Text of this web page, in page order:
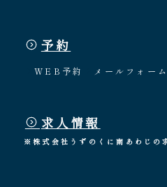
予約
WEB予約 メールフォー
求人情報
※株式会社うずのくに南あわじの